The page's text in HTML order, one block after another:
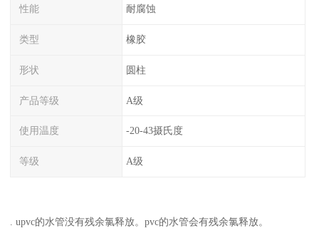
性能 耐腐蚀
类型 橡胶
形状 圆柱
产品等级 A级
使用温度 -20-43摄氏度
等级 A级
. upvc的水管没有残余氯释放。pvc的水管会有残余氯释放。